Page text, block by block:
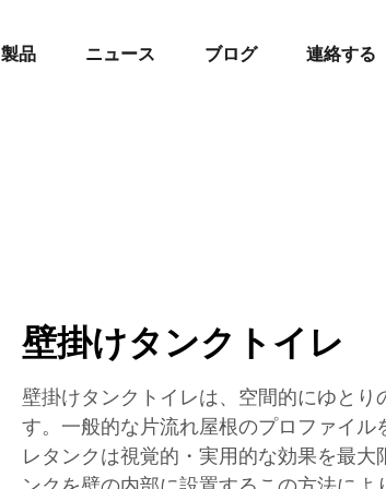
製品 ニュース ブログ 連絡する
壁掛けタンクトイレ
壁掛けタンクトイレは、空間的にゆとり
す。一般的な片流れ屋根のプロファイル
レタンクは視覚的・実用的な効果を最大